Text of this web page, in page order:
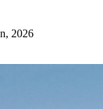
2026